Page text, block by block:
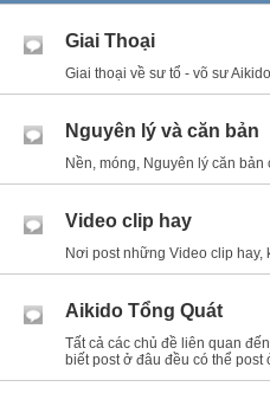
Giai Thoại
Giai thoại về sư tổ - võ sư Aikido
Nguyên lý và căn bản
Nền, móng, Nguyên lý căn bản
Video clip hay
Nơi post những Video clip hay,
Aikido Tổng Quát
Tất cả các chủ đề liên quan
biết post ở đâu đều có thể post